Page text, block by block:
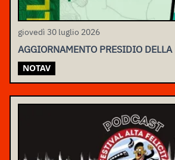
giovedì 30 luglio 2026
AGGIORNAMENTO PRESIDIO
NOTAV